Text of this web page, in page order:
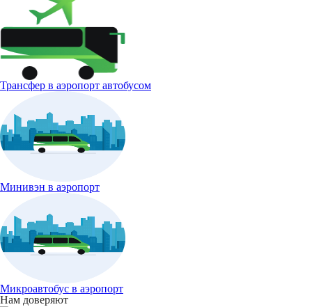
Трансфер в аэропорт автобусом
Минивэн в аэропорт
Микроавтобус в аэропорт
Нам доверяют